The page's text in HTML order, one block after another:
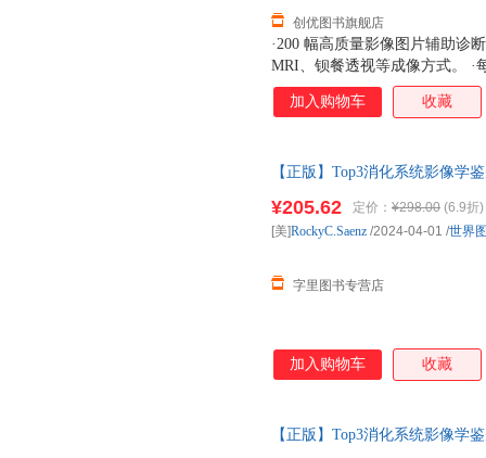
·200 幅高质量影像图片辅助诊
MRI、钡餐透视等成像方式。 ·
（Top3鉴别诊断）。 ·临床医
创优图书旗舰店
加入购物车 收藏
【正版】Top3消化系统影像学
¥205.62 定价： ¥298.00 (6.9折)
字里图书专营店
[美]RockyC.Saenz /2024-04-01 /世界
加入购物车 收藏
【正版】Top3消化系统影像学